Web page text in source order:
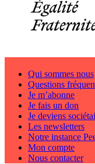
Qui sommes nous
Questions
Je m’abonne
Je fais un don
Je deviens
Les newsletters
Notre instance
Mon compte
Nous contacter